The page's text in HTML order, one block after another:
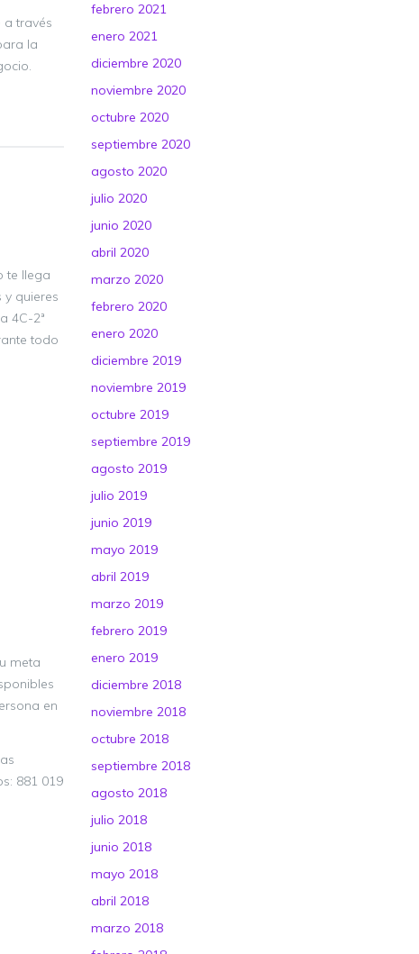
a través
la
te llega
quieres
4C-2ª
todo
meta
en
881 019
febrero 2021
enero 2021
diciembre 2020
noviembre 2020
octubre 2020
septiembre 2020
agosto 2020
julio 2020
junio 2020
abril 2020
marzo 2020
febrero 2020
enero 2020
diciembre 2019
noviembre 2019
octubre 2019
septiembre 2019
agosto 2019
julio 2019
junio 2019
mayo 2019
abril 2019
marzo 2019
febrero 2019
enero 2019
diciembre 2018
noviembre 2018
octubre 2018
septiembre 2018
agosto 2018
julio 2018
junio 2018
mayo 2018
abril 2018
marzo 2018